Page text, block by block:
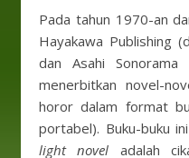
Pada tahun 1970-an
Hayakawa Publishing
dan Asahi Sonorama
menerbitkan novel-
horor dalam format
portabel). Buku-buku
light novel adalah